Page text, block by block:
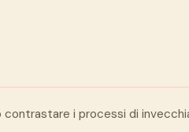
i processi di